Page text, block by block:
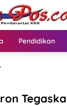
Pendidikan